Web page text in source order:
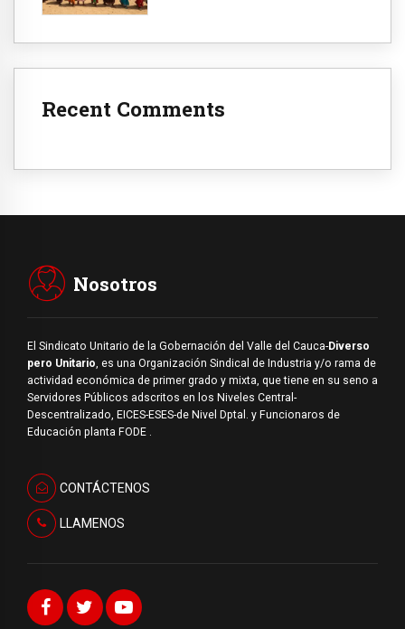
Recent Comments
Nosotros
El Sindicato Unitario de la Gobernación del Valle del Cauca-Diverso
pero Unitario, es una Organización Sindical de Industria y/o rama de
actividad económica de primer grado y mixta, que tiene en su seno a
Servidores Públicos adscritos en los Niveles Central-
Descentralizado, EICES-ESES-de Nivel Dptal. y Funcionaros de
Educación planta FODE .
CONTÁCTENOS
LLAMENOS